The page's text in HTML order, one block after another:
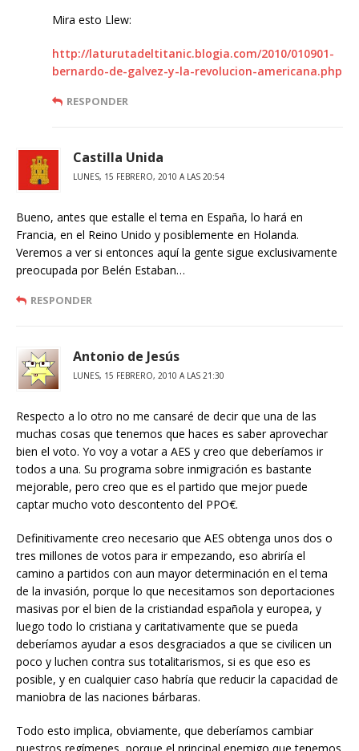
Mira esto Llew:
http://laturutadeltitanic.blogia.com/2010/010901-
bernardo-de-galvez-y-la-revolucion-americana.php
RESPONDER
Castilla Unida
LUNES, 15 FEBRERO, 2010 A LAS 20:54
Bueno, antes que estalle el tema en España, lo hará en
Francia, en el Reino Unido y posiblemente en Holanda.
Veremos a ver si entonces aquí la gente sigue exclusivamente
preocupada por Belén Estaban…
RESPONDER
Antonio de Jesús
LUNES, 15 FEBRERO, 2010 A LAS 21:30
Respecto a lo otro no me cansaré de decir que una de las
muchas cosas que tenemos que haces es saber aprovechar
bien el voto. Yo voy a votar a AES y creo que deberíamos ir
todos a una. Su programa sobre inmigración es bastante
mejorable, pero creo que es el partido que mejor puede
captar mucho voto descontento del PPO€.
Definitivamente creo necesario que AES obtenga unos dos o
tres millones de votos para ir empezando, eso abriría el
camino a partidos con aun mayor determinación en el tema
de la invasión, porque lo que necesitamos son deportaciones
masivas por el bien de la cristiandad española y europea, y
luego todo lo cristiana y caritativamente que se pueda
deberíamos ayudar a esos desgraciados a que se civilicen un
poco y luchen contra sus totalitarismos, si es que eso es
posible, y en cualquier caso habría que reducir la capacidad de
maniobra de las naciones bárbaras.
Todo esto implica, obviamente, que deberíamos cambiar